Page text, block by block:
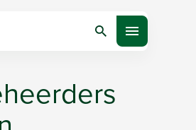
ZoekenOpen menu